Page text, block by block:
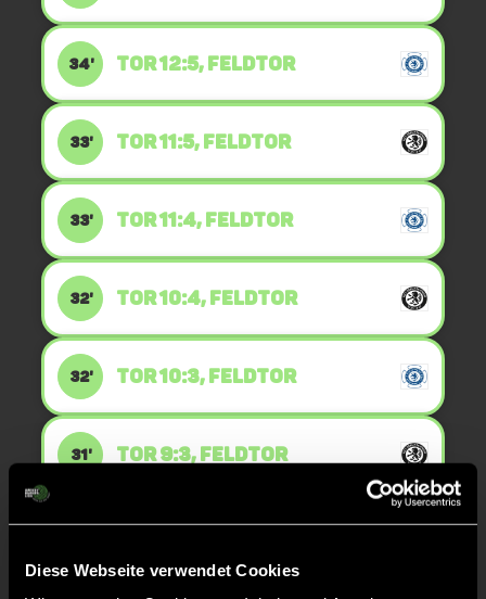
Diese Webseite verwendet Cookies
34' TOR 12:5, FELDTOR
33' TOR 11:5, FELDTOR
33' TOR 11:4, FELDTOR
32' TOR 10:4, FELDTOR
32' TOR 10:3, FELDTOR
31' TOR 9:3, FELDTOR
TOR 9:2, FELDTOR